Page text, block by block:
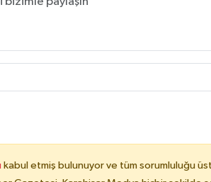
kabul etmiş bulunuyor ve tüm sorumluluğu